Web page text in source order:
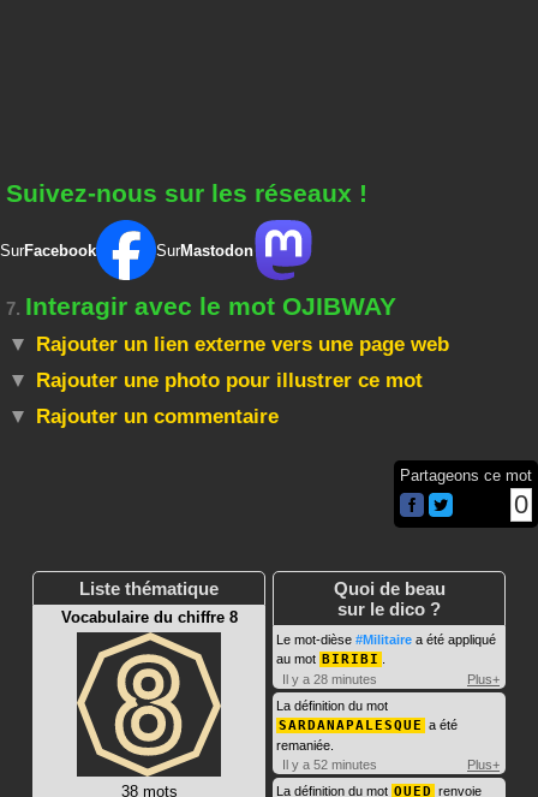
Suivez-nous sur les réseaux !
SurFacebook SurMastodon
7. Interagir avec le mot OJIBWAY
Rajouter un lien externe vers une page web
Rajouter une photo pour illustrer ce mot
Rajouter un commentaire
Partageons ce mot
0
Liste thématique
Vocabulaire du chiffre 8
38 mots
Quoi de beau
sur le dico ?
Le mot-dièse #Militaire a été appliqué
au mot BIRIBI
Il y a 28 minutes
Plus+
La définition du mot
SARDANAPALESQUE a été
remaniée.
Il y a 52 minutes
Plus+
La définition du mot OUED renvoie